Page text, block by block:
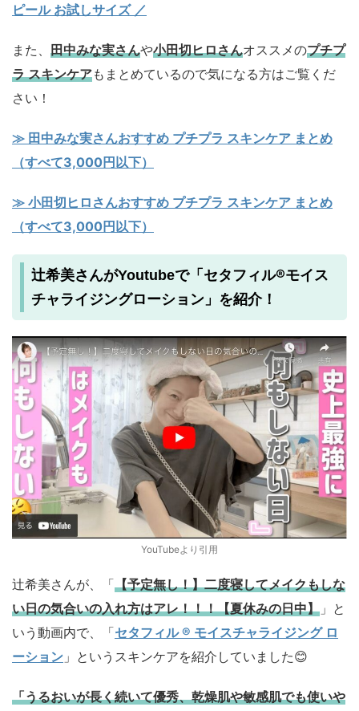
ピール お試しサイズ／
また、 田中みな実さんや小田切ヒロさんオススメのプチプ
ラ スキンケアもまとめているので気になる方はご覧くだ
さい！
≫ 田中みな実さんおすすめ プチプラ スキンケア まとめ
（すべて3,000円以下）
≫ 小田切ヒロさんおすすめ プチプラ スキンケア まとめ
（すべて3,000円以下）
辻希美さんがYoutubeで「 セタフィル®モイス
チャライジングローション 」を紹介！
YouTubeより引用
辻希美さんが、「【予定無し！】二度寝してメイクもしな
い日の気合いの入れ方はアレ！！！【夏休みの日中】 」と
いう動画内で、「セタフィル ® モイスチャライジング ロ
ーション 」というスキンケアを紹介していました😊
「うるおいが長く続いて優秀、乾燥肌や敏感肌でも使いや